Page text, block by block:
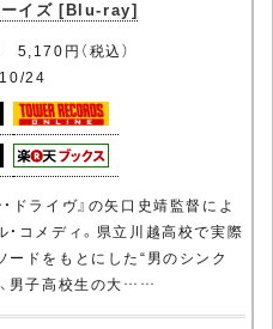
ーイズ [Blu-ray]
円（税込）
24
ドライヴ』の矢口史靖監督によ
・コメディ。県立川越高校で実際
ードをもとにした“男のシンク
男子高校生の大……